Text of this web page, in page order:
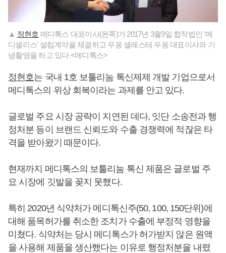
▲ 정현호 메디톡스 대표이사(왼쪽)가 2017년 3월9일 합작법인 '메
디셀리스' 설립계약을 체결하고 우옹 셀레스테 우옹 대표이사와 기
념촬영을 하고 있다.<메디톡스>
정현호는 국내 1호 보툴리눔 톡신제제 개발 기업으로서
메디톡스의 위상 회복이라는 과제를 안고 있다.
글로벌 주요 시장 공략이 지연된 데다, 잇단 소송전과 행
정처분 등이 브랜드 신뢰도와 수출 경쟁력에 적잖은 타
격을 받아왔기 때문이다.
현재까지 메디톡스의 보툴리눔 톡신 제품은 글로벌 주
요 시장에 깃발을 꽂지 못했다.
특히 2020년 식약처가 메디톡신주(50, 100, 150단위)에
대해 품목허가를 취소한 조치가 수출에 부정적 영향을
미쳤다. 식약처는 당시 메디톡스가 허가받지 않은 원액
을 사용해 제품을 생산했다는 이유로 행정처분을 내렸